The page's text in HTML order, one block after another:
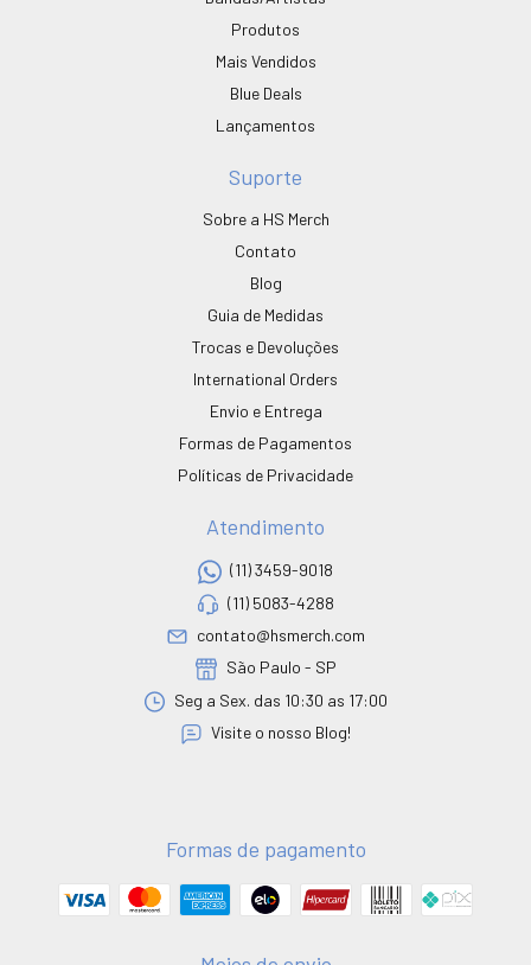
Produtos
Mais Vendidos
Blue Deals
Lançamentos
Suporte
Sobre a HS Merch
Contato
Blog
Guia de Medidas
Trocas e Devoluções
International Orders
Envio e Entrega
Formas de Pagamentos
Políticas de Privacidade
Atendimento
(11) 3459-9018
(11) 5083-4288
contato@hsmerch.com
São Paulo - SP
Seg a Sex. das 10:30 as 17:00
Visite o nosso Blog!
Formas de pagamento